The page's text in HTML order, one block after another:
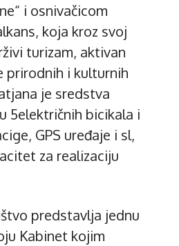
i osnivačicom
koja kroz svoj
turizam, aktivan
prirodnih i kulturnih
je sredstva
5električnih bicikala i
GPS uređaje i sl,
za realizaciju
predstavlja jednu
Kabinet kojim